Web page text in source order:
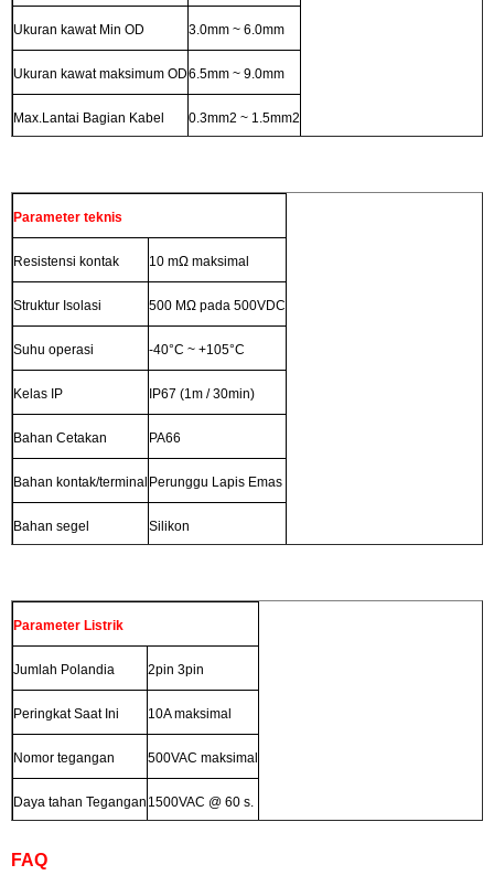
Ukuran kawat Min OD 3.0mm ~ 6.0mm
Ukuran kawat maksimum OD6.5mm ~ 9.0mm
Max.Lantai Bagian Kabel 0.3mm2 ~ 1.5mm2
Parameter teknis
Resistensi kontak 10 mΩ maksimal
Struktur Isolasi 500 MΩ pada 500VDC
Suhu operasi -40°C ~ +105°C
Kelas IP IP67 (1m / 30min)
Bahan Cetakan PA66
Bahan kontak/terminal Perunggu Lapis Emas
Bahan segel Silikon
Parameter Listrik
Jumlah Polandia 2pin 3pin
Peringkat Saat Ini 10A maksimal
Nomor tegangan 500VAC maksimal
Daya tahan Tegangan 1500VAC @ 60 s.
FAQ